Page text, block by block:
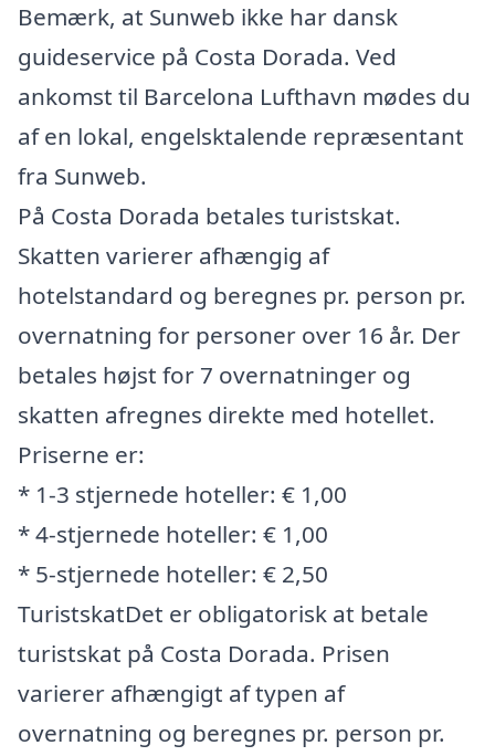
Bemærk, at Sunweb ikke har dansk
guideservice på Costa Dorada. Ved
ankomst til Barcelona Lufthavn mødes du
af en lokal, engelsktalende repræsentant
fra Sunweb.
På Costa Dorada betales turistskat.
Skatten varierer afhængig af
hotelstandard og beregnes pr. person pr.
overnatning for personer over 16 år. Der
betales højst for 7 overnatninger og
skatten afregnes direkte med hotellet.
Priserne er:
* 1-3 stjernede hoteller: € 1,00
* 4-stjernede hoteller: € 1,00
* 5-stjernede hoteller: € 2,50
TuristskatDet er obligatorisk at betale
turistskat på Costa Dorada. Prisen
varierer afhængigt af typen af
overnatning og beregnes pr. person pr.